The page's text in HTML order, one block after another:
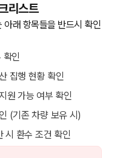
리스트
래 항목들을 반드시 확인
확인
집행 현황 확인
원 가능 여부 확인
(기존 차량 보유 시)
시 환수 조건 확인